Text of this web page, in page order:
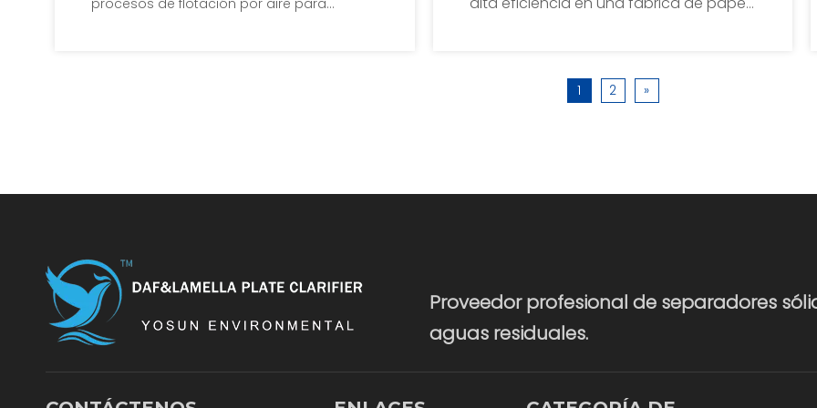
sus aplicaciones y ocasiones apropiadas
aguas residuales cumplan con los
1 2 »
Proveedor profesional de separadores
aguas residuales.